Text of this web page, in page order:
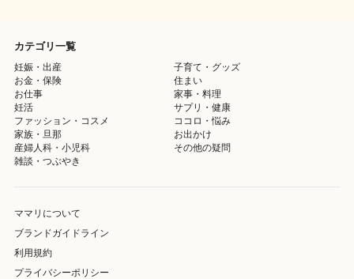
カテゴリ一覧
妊娠・出産
子育て・グッズ
お金・保険
住まい
お仕事
家事・料理
妊活
サプリ・健康
ファッション・コスメ
ココロ・悩み
家族・旦那
お出かけ
産婦人科・小児科
その他の疑問
雑談・つぶやき
ママリについて
ブランドガイドライン
利用規約
プライバシーポリシー